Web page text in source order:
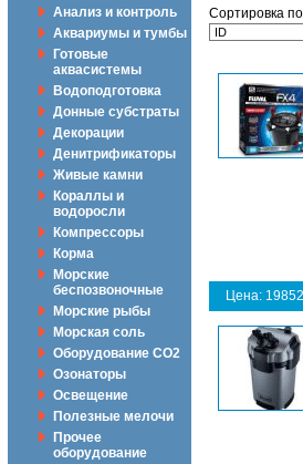
Анализ и контроль
Аквариумы и тумбы
Готовые
аквасистемы
Водоподготовка
Донные субстраты
Декорации
Денитрификаторы
Живые камни
Кораллы и
водоросли
Компрессоры
Корма
Морские
беспозвоночные
Морские рыбы
Морская соль
Оборудование CO2
Озонаторы
Освещение
Полезные мелочи
Прочее
оборудование
Сортировка по
Цена: